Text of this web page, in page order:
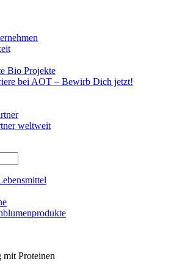
Bio Projekte
bei AOT – Bewirb Dich jetzt!
weltweit